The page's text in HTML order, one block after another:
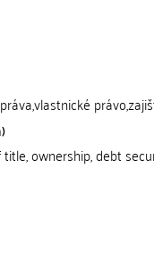
ownership, debt